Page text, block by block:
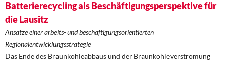
Batterierecycling als Beschäftigungsperspektive für
die Lausitz
Ansätze einer arbeits- und beschäftigungsorientierten
Regionalentwicklungsstrategie
Das Ende des Braunkohleabbaus und der Braunkohleverstromung